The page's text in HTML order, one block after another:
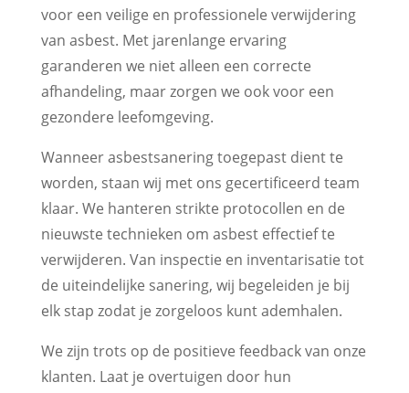
voor een veilige en professionele verwijdering
van asbest. Met jarenlange ervaring
garanderen we niet alleen een correcte
afhandeling, maar zorgen we ook voor een
gezondere leefomgeving.
Wanneer asbestsanering toegepast dient te
worden, staan wij met ons gecertificeerd team
klaar. We hanteren strikte protocollen en de
nieuwste technieken om asbest effectief te
verwijderen. Van inspectie en inventarisatie tot
de uiteindelijke sanering, wij begeleiden je bij
elk stap zodat je zorgeloos kunt ademhalen.
We zijn trots op de positieve feedback van onze
klanten. Laat je overtuigen door hun